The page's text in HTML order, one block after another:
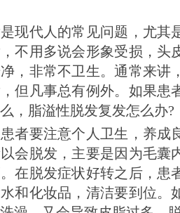
代人的常见问题，尤其是
不用多说会形象受损，头
，非常不卫生。通常来讲
但凡事总有例外。如果患
，脂溢性脱发复发怎么办?
要注意个人卫生，养成良
会脱发，主要是因为毛囊
在脱发症状好转之后，患
和化妆品，清洁要到位。